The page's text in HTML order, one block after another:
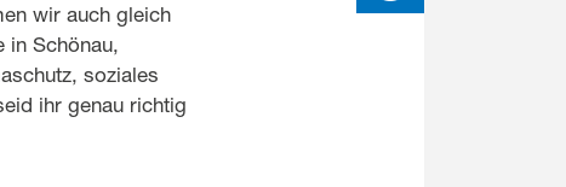
wir auch gleich
in Schönau,
soziales
ihr genau richtig